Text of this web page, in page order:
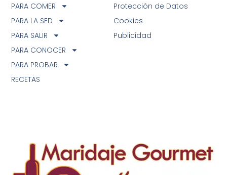
Protección de Datos
Cookies
Publicidad
PARA COMER
PARA LA SED
PARA SALIR
PARA CONOCER
PARA PROBAR
RECETAS